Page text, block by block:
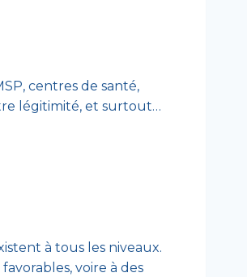
centres de santé,
légitimité, et surtout…
à tous les niveaux.
voire à des